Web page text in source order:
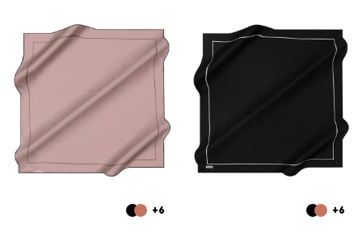
Yıkama ve bakım için ürün etiketindeki talimatları
izleyiniz. İpek ve hassas eşarpların elde hassas
bakımında
Aker İpek Eşarp Şampuanı
Sıkça Sorulan Sorular
Vizon İpek Kare Logo Desenli Eşarp hangi kumaştan
üretilmiştir?
Bu eşarp hangi renklerle kombinlenir?
Deseni günlük kullanım için uygun mu?
Aker eşarp hediye olarak tercih edilebilir mi?
+6 +6